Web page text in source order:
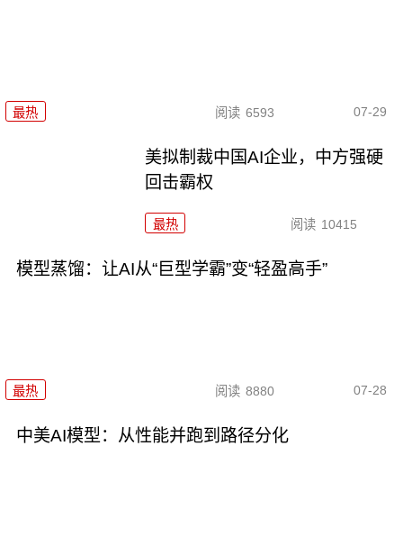
最热 阅读 6593 07-29
美拟制裁中国AI企业，中方强硬
回击霸权
最热 阅读 10415
模型蒸馏：让AI从“巨型学霸”变“轻盈高手”
最热 阅读 8880 07-28
中美AI模型：从性能并跑到路径分化